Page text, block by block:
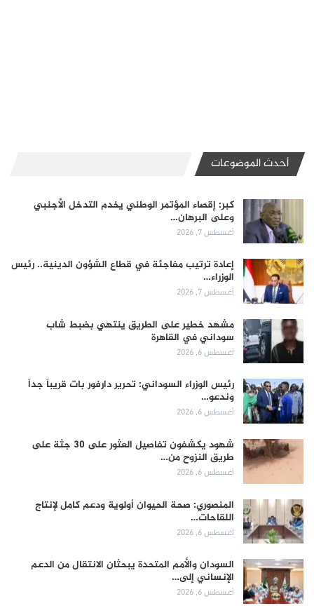
أحدث الموضوعات
كبر: إقصاء المؤتمر الوطني يخدم التدخل الأجنبي
وعلى البرهان…
أغسطس 7, 2026
إعادة ترتيب مفاجئة في قطاع الشؤون الدينية.. رئيس
الوزراء…
أغسطس 7, 2026
مشهد خطير على الطريق ينتهي بضبط شاب
سوداني في القاهرة
أغسطس 6, 2026
رئيس الوزراء السوداني: تحرير دارفور بات قريباً جداً
وندعو…
أغسطس 6, 2026
شهود يكشفون تفاصيل العثور على 30 جثة على
طريق النزوح من…
أغسطس 6, 2026
المنصوري: صحة الحيوان أولوية ودعم كامل لإنتاج
اللقاحات…
أغسطس 6, 2026
السودان والأمم المتحدة يبحثان الانتقال من الدعم
الإنساني إلى…
أغسطس 6, 2026